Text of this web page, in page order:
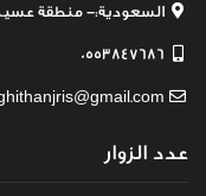
السعودية:- منطقة عسير-
0553847686
عدد الزوار